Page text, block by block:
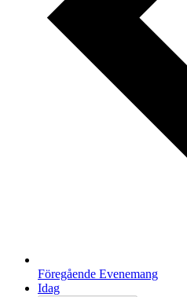
Föregående Evenemang
Idag